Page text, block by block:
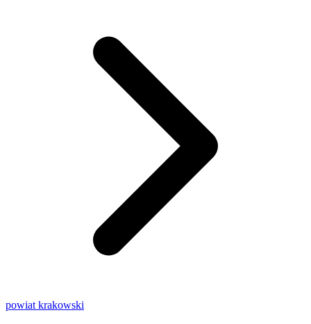
powiat krakowski